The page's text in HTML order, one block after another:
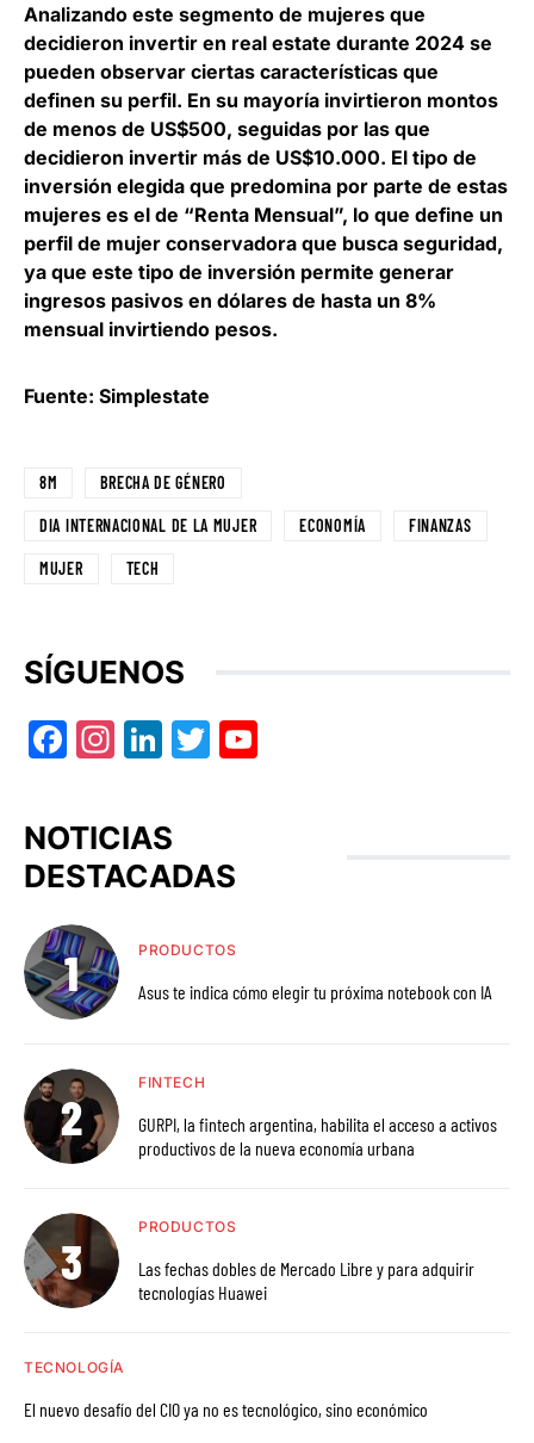
Analizando este segmento de mujeres que
decidieron invertir en real estate durante 2024 se
pueden observar ciertas características que
definen su perfil. En su mayoría invirtieron montos
de menos de US$500, seguidas por las que
decidieron invertir más de US$10.000. El tipo de
inversión elegida que predomina por parte de estas
mujeres es el de “Renta Mensual”, lo que define un
perfil de mujer conservadora que busca seguridad,
ya que este tipo de inversión permite generar
ingresos pasivos en dólares de hasta un 8%
mensual invirtiendo pesos.
Fuente: Simplestate
8M BRECHA DE GÉNERO
DIA INTERNACIONAL DE LA MUJER ECONOMÍA FINANZAS
MUJER TECH
SÍGUENOS
Facebook
Instagram
LinkedIn
Twitter
NOTICIAS
DESTACADAS
PRODUCTOS
Asus te indica cómo elegir tu próxima notebook con IA
FINTECH
GURPI, la fintech argentina, habilita el acceso a activos
productivos de la nueva economía urbana
PRODUCTOS
Las fechas dobles de Mercado Libre y para adquirir
tecnologías Huawei
TECNOLOGÍA
El nuevo desafío del CIO ya no es tecnológico, sino económico